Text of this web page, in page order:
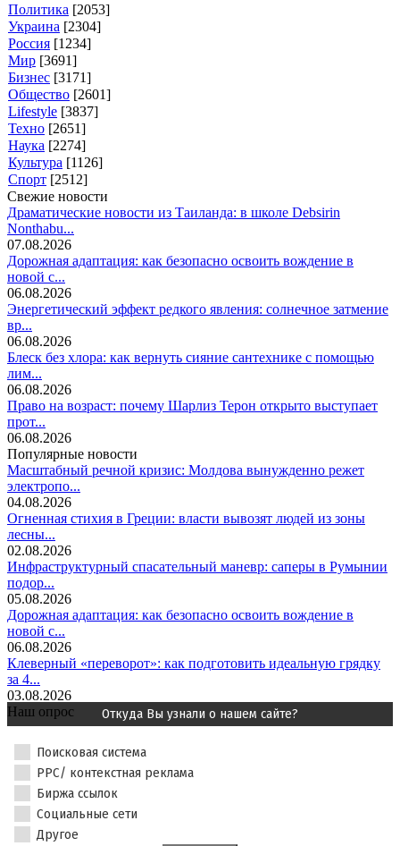
Политика [2053]
Украина [2304]
Россия [1234]
Мир [3691]
Бизнес [3171]
Общество [2601]
Lifestyle [3837]
Техно [2651]
Наука [2274]
Культура [1126]
Спорт [2512]
Свежие новости
Драматические новости из Таиланда: в школе Debsirin
Nonthabu...
07.08.2026
Дорожная адаптация: как безопасно освоить вождение в
новой с...
06.08.2026
Энергетический эффект редкого явления: солнечное затмение
вр...
06.08.2026
Блеск без хлора: как вернуть сияние сантехнике с помощью
лим...
06.08.2026
Право на возраст: почему Шарлиз Терон открыто выступает
прот...
06.08.2026
Популярные новости
Масштабный речной кризис: Молдова вынужденно режет
электропо...
04.08.2026
Огненная стихия в Греции: власти вывозят людей из зоны
лесны...
02.08.2026
Инфраструктурный спасательный маневр: саперы в Румынии
подор...
05.08.2026
Дорожная адаптация: как безопасно освоить вождение в
новой с...
06.08.2026
Клеверный «переворот»: как подготовить идеальную грядку
за 4...
03.08.2026
Наш опрос
Откуда Вы узнали о нашем сайте?
Поисковая система
PPC/ контекстная реклама
Биржа ссылок
Социальные сети
Другое